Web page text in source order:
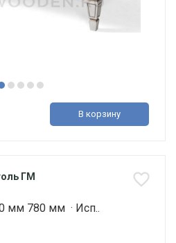
В корзину
ГМ
мм 780 мм · Исп..